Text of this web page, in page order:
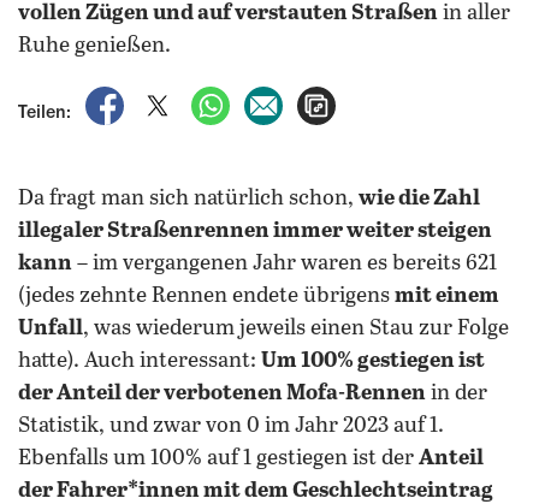
vollen Zügen und auf verstauten Straßen in aller
Ruhe genießen.
Teilen:
auf Facebook teilen
auf X teilenper WhatsApp teilen
per E-Mail teilen
Da fragt man sich natürlich schon, wie die Zahl
illegaler Straßenrennen immer weiter steigen
kann – im vergangenen Jahr waren es bereits 621
(jedes zehnte Rennen endete übrigens mit einem
Unfall, was wiederum jeweils einen Stau zur Folge
hatte). Auch interessant: Um 100% gestiegen ist
der Anteil der verbotenen Mofa-Rennen in der
Statistik, und zwar von 0 im Jahr 2023 auf 1.
Ebenfalls um 100% auf 1 gestiegen ist der Anteil
der Fahrer*innen mit dem Geschlechtseintrag